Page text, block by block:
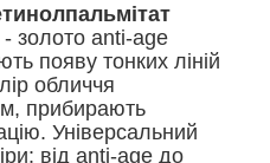
- золото anti-age
появу тонких ліній
обличчя
прибирають
Універсальний
від anti-age до